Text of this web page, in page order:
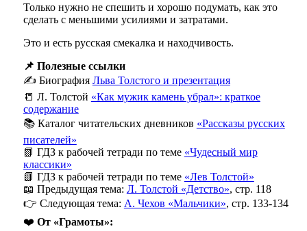
Только нужно не спешить и хорошо подумать, как это
сделать с меньшими усилиями и затратами.
Это и есть русская смекалка и находчивость.
📌 Полезные ссылки
✍️ Биография Льва Толстого и презентация
📒 Л. Толстой «Как мужик камень убрал»: краткое
содержание
📚 Каталог читательских дневников «Рассказы русских
писателей»
📗 ГДЗ к рабочей тетради по теме «Чудесный мир
классики»
📗 ГДЗ к рабочей тетради по теме «Лев Толстой»
📖 Предыдущая тема: Л. Толстой «Детство», стр. 118
👉 Следующая тема: А. Чехов «Мальчики», стр. 133-134
❤️ От «Грамоты»: